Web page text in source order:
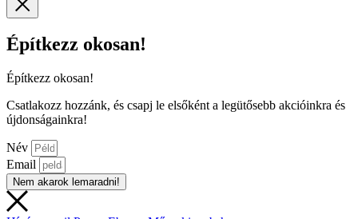
Építkezz okosan!
Építkezz okosan!
Csatlakozz hozzánk, és csapj le elsőként a legütősebb akcióinkra és
újdonságainkra!
Név
Email
Nem akarok lemaradni!